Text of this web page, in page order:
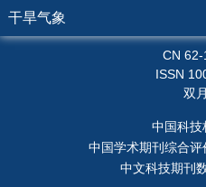
干旱气象
CN 62-
ISSN
双
中国科技
中国学术期刊综合评
中文科技期刊